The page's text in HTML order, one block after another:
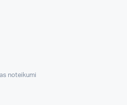
noteikumi